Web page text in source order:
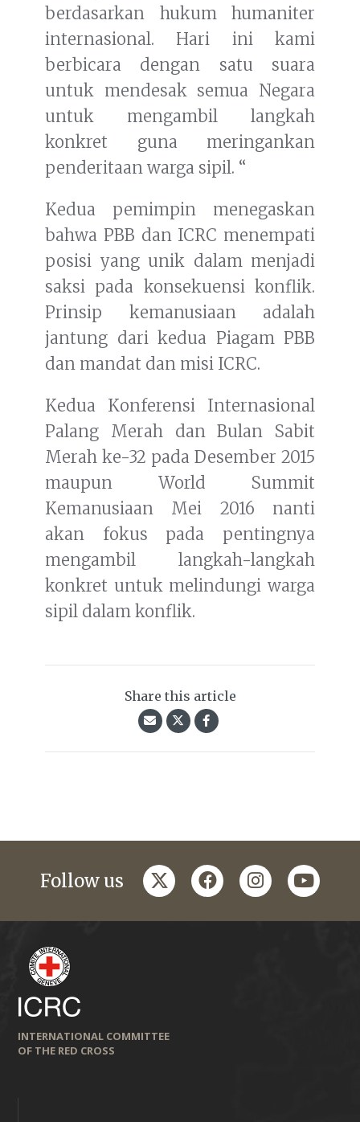
berdasarkan hukum humaniter
internasional. Hari ini kami
berbicara dengan satu suara
untuk mendesak semua Negara
untuk mengambil langkah
konkret guna meringankan
penderitaan warga sipil. “
Kedua pemimpin menegaskan
bahwa PBB dan ICRC menempati
posisi yang unik dalam menjadi
saksi pada konsekuensi konflik.
Prinsip kemanusiaan adalah
jantung dari kedua Piagam PBB
dan mandat dan misi ICRC.
Kedua Konferensi Internasional
Palang Merah dan Bulan Sabit
Merah ke-32 pada Desember 2015
maupun World Summit
Kemanusiaan Mei 2016 nanti
akan fokus pada pentingnya
mengambil langkah-langkah
konkret untuk melindungi warga
sipil dalam konflik.
Share this article
Follow us twitterfacebookinstagramyoutube
INTERNATIONAL COMMITTEE
OF THE RED CROSS